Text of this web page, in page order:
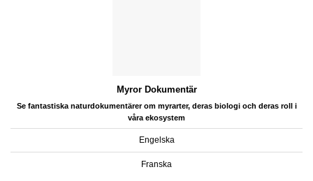
Myror Dokumentär
Se fantastiska naturdokumentärer om myrarter, deras biologi och deras roll i
våra ekosystem
Engelska
Franska